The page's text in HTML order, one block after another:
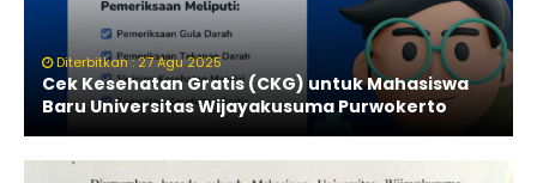
Diterbitkan : 27 Agu 2025
Cek Kesehatan Gratis (CKG) untuk Mahasiswa
Baru Universitas Wijayakusuma Purwokerto